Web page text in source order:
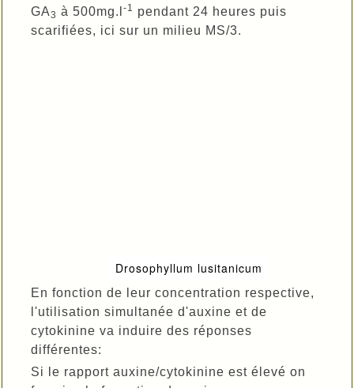
GA3 à 500mg.l -1
pendant 24 heures puis
scarifiées, ici sur un milieu MS/3.
Drosophyllum lusitanicum
En fonction de leur concentration respective,
l'utilisation simultanée d'auxine et de
cytokinine va induire des réponses
différentes:
Si le rapport auxine/cytokinine est élevé on